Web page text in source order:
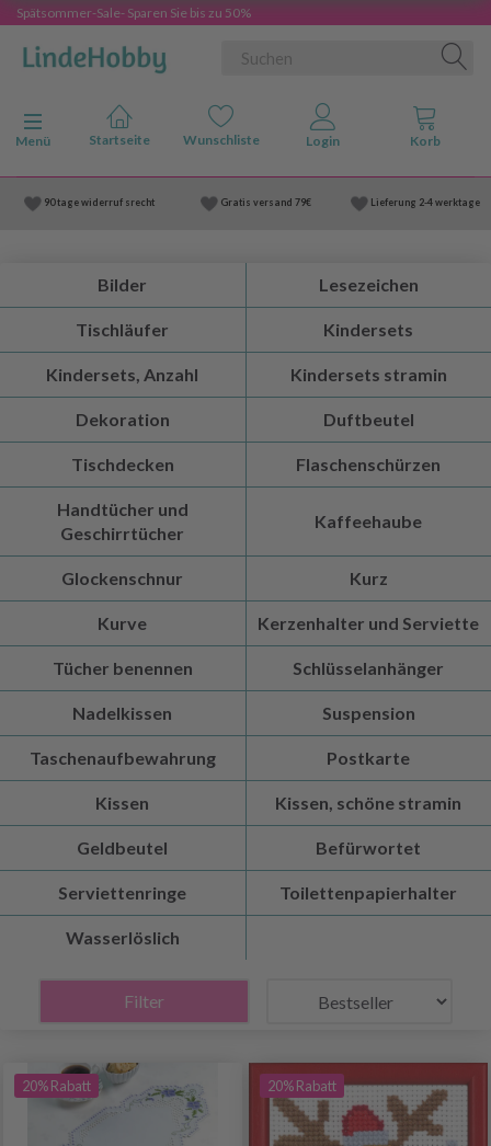
Spätsommer-Sale- Sparen Sie bis zu 50%
Anzeige ändern
Menü
90 tage widerruf srecht Gratis versand 79€ Lieferung 2-4 werktage
Bilder Lesezeichen
Tischläufer Kindersets
Kindersets, Anzahl Kindersets stramin
Dekoration Duftbeutel
Tischdecken Flaschenschürzen
Handtücher und
Geschirrtücher
Kaffeehaube
Glockenschnur Kurz
Kurve Kerzenhalter und Serviette
Tücher benennen Schlüsselanhänger
Nadelkissen Suspension
Taschenaufbewahrung Postkarte
Kissen Kissen, schöne stramin
Geldbeutel Befürwortet
Serviettenringe Toilettenpapierhalter
Wasserlöslich
Filter
20% Rabatt 20% Rabatt